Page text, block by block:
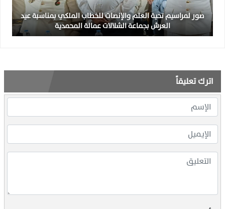
صور لمراسيم تحية العلم والإنصات للخطاب الملكي بمناسبة عيد
العرش بجماعة الشلالات عمالة المحمدية
اترك تعليقاً